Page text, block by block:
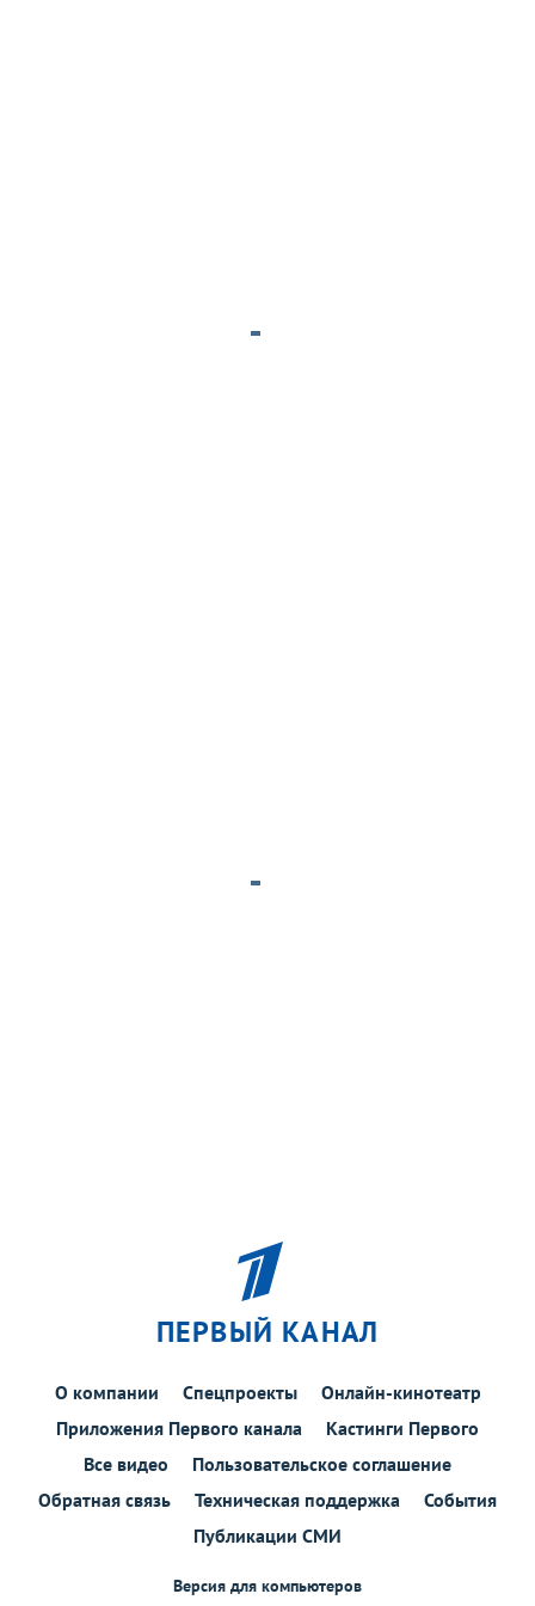
ПЕРВЫЙ КАНАЛ
О компании Спецпроекты
Онлайн-кинотеатр
Приложения Первого канала
Кастинги Первого
Все видео
Пользовательское соглашение
Обратная связь
Техническая поддержка
События
Публикации СМИ
Версия для компьютеров